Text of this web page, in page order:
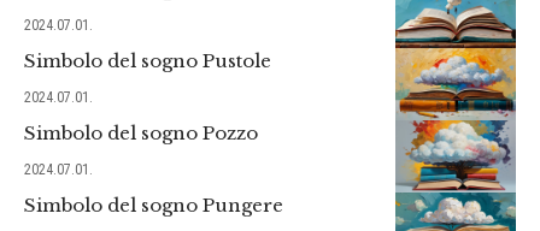
2024.07.01.
Simbolo del sogno Pustole
2024.07.01.
Simbolo del sogno Pozzo
2024.07.01.
Simbolo del sogno Pungere